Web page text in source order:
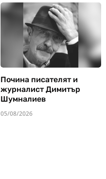
Почина писателят и
журналист Димитър
Шумналиев
05/08/2026